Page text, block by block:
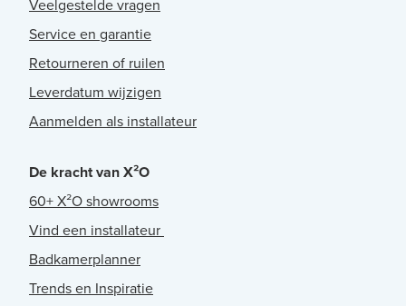
Veelgestelde vragen
Service en garantie
Retourneren of ruilen
Leverdatum wijzigen
Aanmelden als installateur
De kracht van X²O
60+ X²O showrooms
Vind een installateur
Badkamerplanner
Trends en Inspiratie